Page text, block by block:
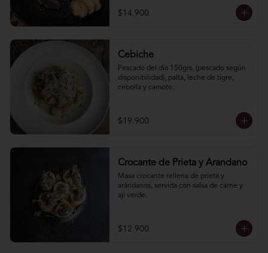
$14.900
Cebiche
Pescado del día 150grs. (pescado según
disponibilidad), palta, leche de tigre,
cebolla y camote.
$19.900
Crocante de Prieta y Arandano
Masa crocante rellena de prieta y
arándanos, servida con salsa de carne y
ají verde.
$12.900